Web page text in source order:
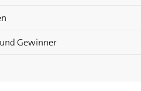
Gewinner